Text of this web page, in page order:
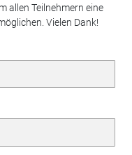
allen Teilnehmern eine
Vielen Dank!